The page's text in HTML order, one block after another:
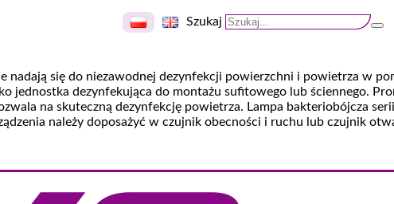
Szukaj
nadają się do niezawodnej dezynfekcji powierzchni i powietrza w
jednostka dezynfekująca do montażu sufitowego lub ściennego.
na skuteczną dezynfekcję powietrza. Lampa bakteriobójcza
należy doposażyć w czujnik obecności i ruchu lub czujnik